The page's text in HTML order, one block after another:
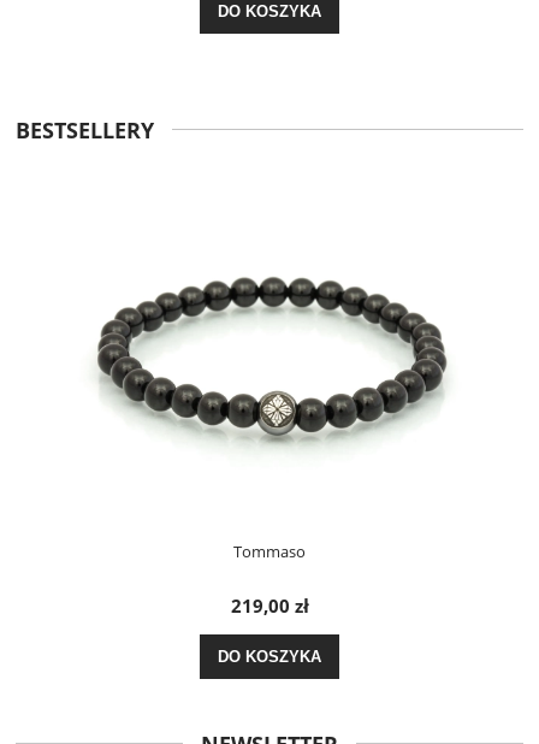
DO KOSZYKA
BESTSELLERY
Tommaso
219,00 zł
DO KOSZYKA